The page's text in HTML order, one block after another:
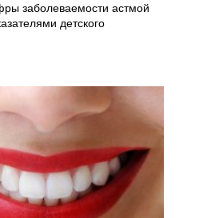
заболеваемости астмой
детского